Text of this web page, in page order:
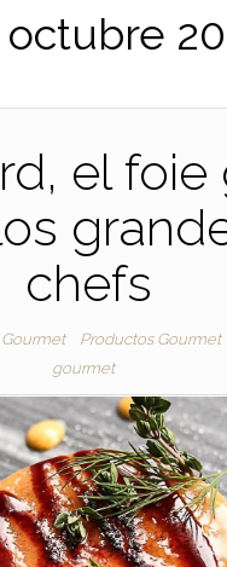
octubre
el foie
chefs
Gourmet Productos Gourmet
gourmet